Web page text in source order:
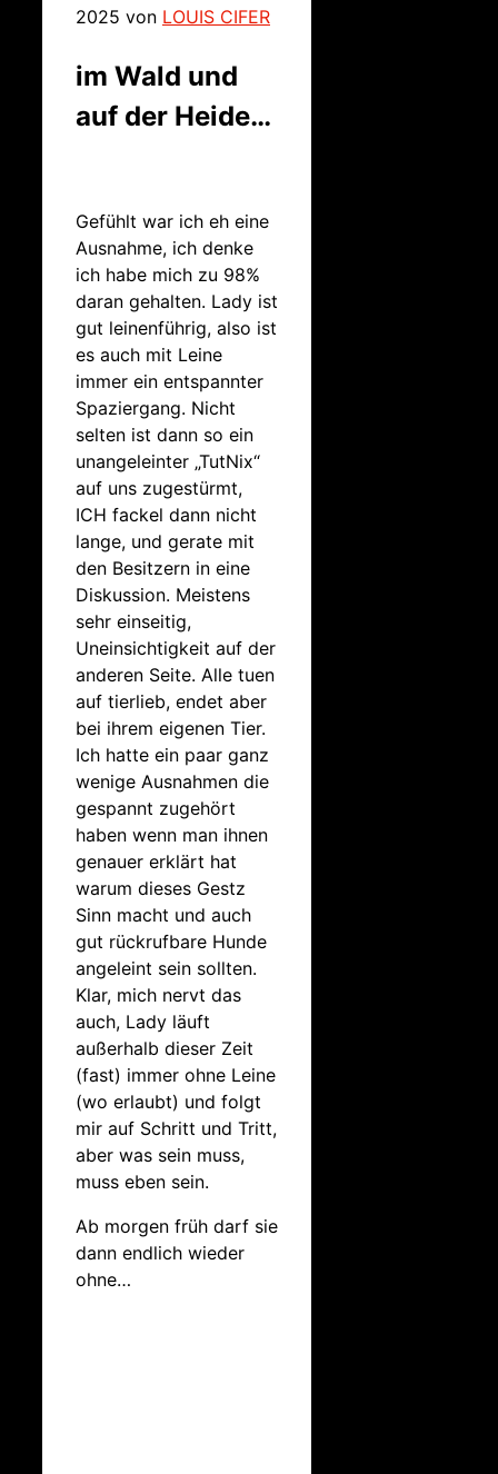
2025 von LOUIS CIFER
im Wald und
auf der Heide…
Gefühlt war ich eh eine
Ausnahme, ich denke
ich habe mich zu 98%
daran gehalten. Lady ist
gut leinenführig, also ist
es auch mit Leine
immer ein entspannter
Spaziergang. Nicht
selten ist dann so ein
unangeleinter „TutNix“
auf uns zugestürmt,
ICH fackel dann nicht
lange, und gerate mit
den Besitzern in eine
Diskussion. Meistens
sehr einseitig,
Uneinsichtigkeit auf der
anderen Seite. Alle tuen
auf tierlieb, endet aber
bei ihrem eigenen Tier.
Ich hatte ein paar ganz
wenige Ausnahmen die
gespannt zugehört
haben wenn man ihnen
genauer erklärt hat
warum dieses Gestz
Sinn macht und auch
gut rückrufbare Hunde
angeleint sein sollten.
Klar, mich nervt das
auch, Lady läuft
außerhalb dieser Zeit
(fast) immer ohne Leine
(wo erlaubt) und folgt
mir auf Schritt und Tritt,
aber was sein muss,
muss eben sein.
Ab morgen früh darf sie
dann endlich wieder
ohne…